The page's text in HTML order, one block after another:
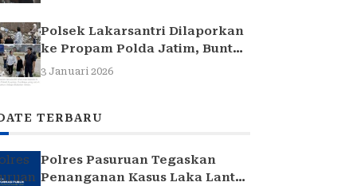
Polsek Lakarsantri Dilaporkan
ke Propam Polda Jatim, Buntut
Kasus Nenek Elina
3 Januari 2026
TERBARU
Polres Pasuruan Tegaskan
Penanganan Kasus Laka Lantas